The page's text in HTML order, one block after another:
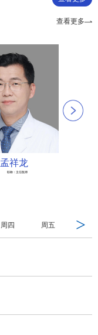
查看更多
孟祥龙
职称： 主任医师
周四 周五 周六
>